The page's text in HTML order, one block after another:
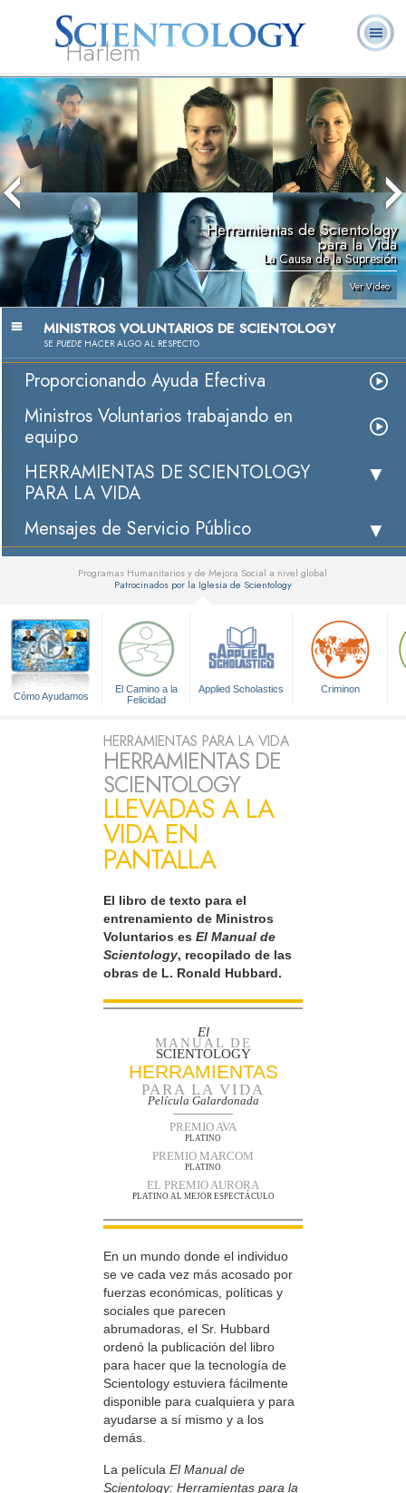
Harlem
Acerca de
Nosotros
L. Ronald
Hubbard
Scientology?
Ministros
Voluntarios
Frecuentes
Herramientas de Scientology
para la Vida
La Causa de la Supresión
Ver Video
MINISTROS VOLUNTARIOS DE SCIENTOLOGY
SE PUEDEHACER ALGO AL RESPECTO
Proporcionando Ayuda Efectiva
Ministros Voluntarios trabajando en
equipo
HERRAMIENTAS DE SCIENTOLOGY
PARA LA VIDA
Mensajes de Servicio Público
Programas Humanitarios y de Mejora Social a nivel global
Patrocinados por la Iglesia de Scientology
Cómo Ayudamos
El Camino a la
Felicidad
Applied Scholastics Criminon
HERRAMIENTAS PARA LA VIDA
HERRAMIENTAS DE
SCIENTOLOGY
LLEVADAS A LA
VIDA EN
PANTALLA
El libro de texto para el
entrenamiento de Ministros
Voluntarios es El Manual de
Scientology, recopilado de las
obras de L. Ronald Hubbard.
El
MANUAL DE
SCIENTOLOGY
HERRAMIENTAS
PARA LA VIDA
Película Galardonada
PREMIO AVA
PLATINO
PREMIO MARCOM
PLATINO
EL PREMIO AURORA
PLATINO AL MEJOR ESPECTÁCULO
En un mundo donde el individuo
se ve cada vez más acosado por
fuerzas económicas, políticas y
sociales que parecen
abrumadoras, el Sr. Hubbard
ordenó la publicación del libro
para hacer que la tecnología de
Scientology estuviera fácilmente
disponible para cualquiera y para
ayudarse a sí mismo y a los
demás.
La película El Manual de
Scientology: Herramientas para la